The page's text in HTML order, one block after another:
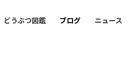
どうぶつ図鑑 ブログ ニュース